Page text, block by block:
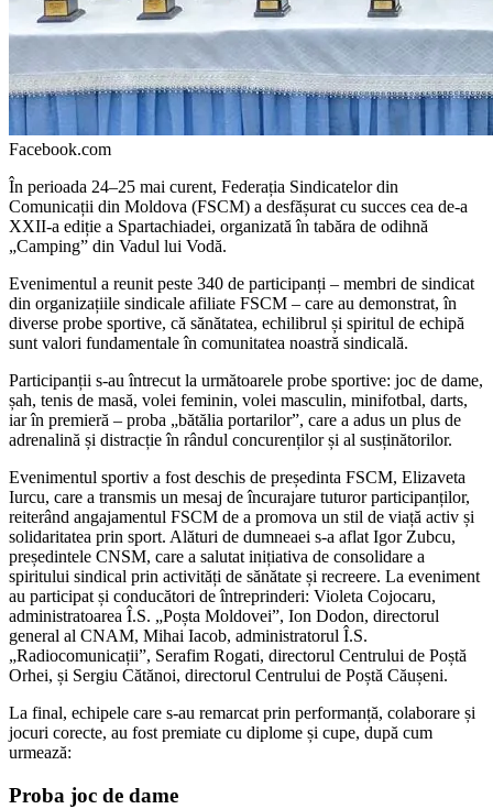
Facebook.com
În perioada 24–25 mai curent, Federația Sindicatelor din
Comunicații din Moldova (FSCM) a desfășurat cu succes cea de-a
XXII-a ediție a Sparta­chiadei, organizată în tabăra de odihnă
„Camping” din Vadul lui Vodă.
Evenimentul a reunit peste 340 de participanți – membri de sindicat
din organizațiile sindicale afiliate FSCM – care au demonstrat, în
diverse probe sportive, că sănătatea, echilibrul și spiritul de echipă
sunt valori fundamentale în comunitatea noastră sindicală.
Participanții s-au întrecut la următoarele probe sportive: joc de dame,
șah, tenis de masă, volei feminin, volei masculin, minifotbal, darts,
iar în premieră – proba „bătălia portarilor”, care a adus un plus de
adrenalină și distracție în rândul concurenților și al susținătorilor.
Evenimentul sportiv a fost deschis de președinta FSCM, Elizaveta
Iurcu, care a transmis un mesaj de încurajare tuturor participanților,
reiterând an­gajamentul FSCM de a promova un stil de viață activ și
solidaritatea prin sport. Alături de dumneaei s-a aflat Igor Zubcu,
președintele CNSM, care a salutat inițiativa de consolidare a
spiritului sindical prin activități de sănătate și recreere. La eveniment
au participat și conducători de întreprinderi: Violeta Cojocaru,
administratoarea Î.S. „Poșta Moldovei”, Ion Dodon, directorul
general al CNAM, Mihai Iacob, administratorul Î.S.
„Radiocomunicații”, Serafim Rogati, directorul Centrului de Poștă
Orhei, și Sergiu Cătănoi, directorul Centrului de Poștă Căușeni.
La final, echipele care s-au remarcat prin performanță, colaborare și
jocuri corecte, au fost premiate cu diplome și cupe, după cum
urmează:
Proba joc de dame